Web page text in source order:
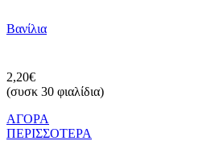
Βανίλια
2,20€
(συσκ 30 φιαλίδια)
ΑΓΟΡΑ
ΠΕΡΙΣΣΟΤΕΡΑ